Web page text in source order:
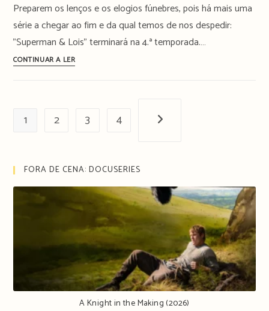
será
a
última
Preparem os lenços e os elogios fúnebres, pois há mais uma
série a chegar ao fim e da qual temos de nos despedir:
"Superman & Lois" terminará na 4.ª temporada.…
CONTINUAR A LER4.ª
última
&
1 2 3 4 Próxima página
FORA DE CENA: DOCUSERIES
A Knight in the Making (2026)